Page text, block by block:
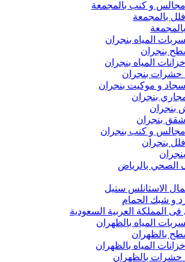
و كنب بالمجمعة
بالمجمعة
المياه بنجران
بنجران
المياه بنجران
بنجران
و موكيت بنجران
بنجران
بنجران
بنجران
و كنب بنجران
بنجران
بالرياض
الاستانلس ستيل
و شبك الحمام
فى المملكة العربية السعودية
المياه بالظهران
بالظهران
المياه بالظهران
بالظهران